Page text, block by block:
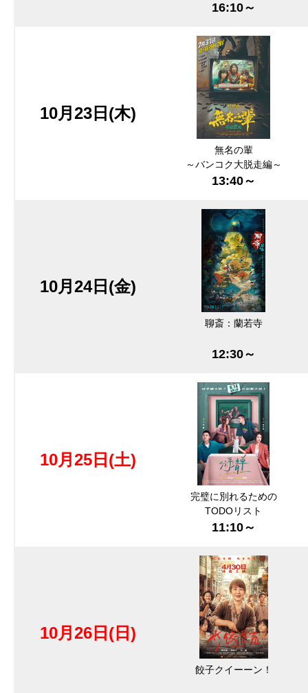
16:10～
10月23日(木)
無名の輩
～バンコク大脱走編～
13:40～
10月24日(金)
聊斎：蘭若寺
12:30～
10月25日(土)
完璧に別れるための
TODOリスト
11:10～
10月26日(日)
餃子クイーーン！